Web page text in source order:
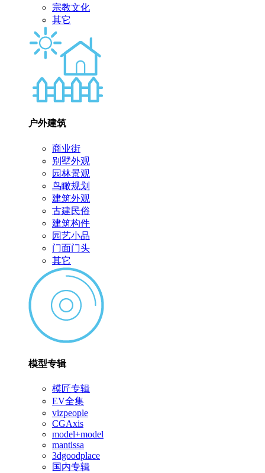
宗教文化
其它
户外建筑
商业街
别墅外观
园林景观
鸟瞰规划
建筑外观
古建民俗
建筑构件
园艺小品
门面门头
其它
模型专辑
模匠专辑
EV全集
vizpeople
CGAxis
model+model
mantissa
3dgoodplace
国内专辑